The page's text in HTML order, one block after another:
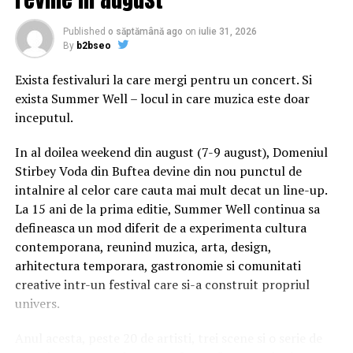
CiteÈte Èi:Â
DÄncilÄ se menÈine. Dan Barna gÃ¢fÃ¢ie dupÄ ancheta
Rise Project
Armata a decis, anterior, sÄ suspende interdicÅ£ia de
circulaÅ£ie pe timpul nopÅ£ii, impusÄ la Santiago de la
19 octombrie, Ã®n urma unor revolte violente.
âS-a evaluat cÄ, Ã®n condiÅ£iile actuale, putem decide
cÄ nu va mai exista interdicÅ£ia de a circula pe timpul
nopÅ£ii Ã®n RM (regiunea metropolitanÄ) Ã®ncepÃ¢nd
din acest momentâ, a anunÅ£at armata.
Chilienii manifesteazÄ de la 18 octombrie, data
anunÅ£Ärii unei taxÄri a biletelor de metrou la
Santiago.
Published o săptămână ago on iulie 31, 2026
By b2bseo
Exista festivaluri la care mergi pentru un concert. Si
exista Summer Well – locul in care muzica este doar
inceputul.
In al doilea weekend din august (7-9 august), Domeniul
Stirbey Voda din Buftea devine din nou punctul de
intalnire al celor care cauta mai mult decat un line-up.
La 15 ani de la prima editie, Summer Well continua sa
defineasca un mod diferit de a experimenta cultura
contemporana, reunind muzica, arta, design,
arhitectura temporara, gastronomie si comunitati
creative intr-un festival care si-a construit propriul
univers.